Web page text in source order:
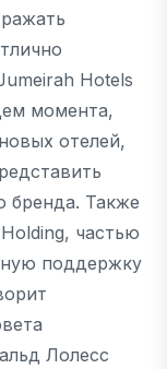
Hotels
момента,
отелей,
бренда. Также
частью
поддержку
Лолесс